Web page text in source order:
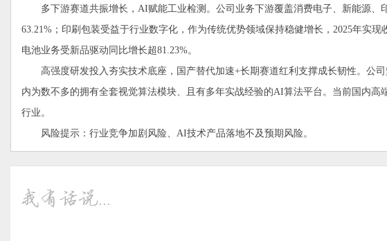
多下游赛道共振增长，AI赋能工业检测。公司业务下游覆盖消费电子、新能源、
63.21%；印刷包装受益于行业数字化，作为传统优势领域保持稳健增长，2025年实
电池业务受新品驱动同比增长超81.23%。
高强度研发投入夯实技术底座，国产替代加速+长期赛道红利支撑成长韧性。公司
内为数不多的拥有全套视觉算法模块、且有多年实战经验的AI算法平台。当前国内
行业。
风险提示：行业竞争加剧风险、AI技术产品落地不及预期风险。